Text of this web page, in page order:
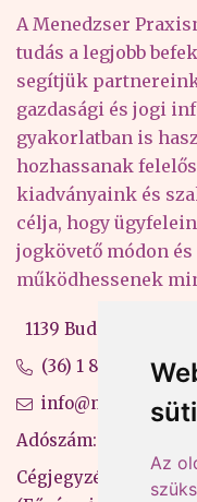
Az
A Menedzser
tudás a legjobb
segítjük
gazdasági és jogi
gyakorlatban is
hozhassanak
kiadványaink és
célja, hogy
jogkövető módon
működhessenek
1139 Budapest, Váci
(36) 1 880 76 00
info@mprx.hu
Adószám: 13598145-2-
Cégjegyzékszám: 01-